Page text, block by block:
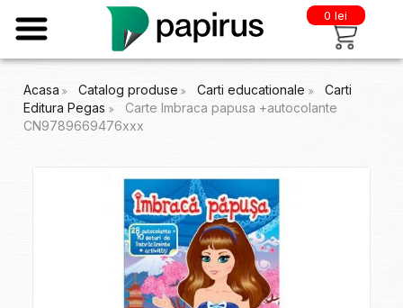
0 lei
Acasa Catalog produse Carti educationale
Carti
Editura Pegas
Carte Imbraca papusa +autocolante
CN9789669476xxx